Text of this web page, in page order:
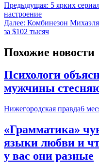
Предыдущая: 5 ярких
настроение
Далее: Комбинезон
за $102 тысяч
Похожие новости
Психологи
мужчины
Нижегородская правда6
«Грамматика»
языки любви и
у вас они разные